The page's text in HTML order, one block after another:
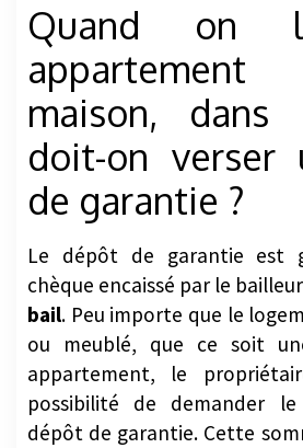
Quand on
maison, dans
doit-on verser
de garantie ?
Le dépôt de garantie est
chèque encaissé par le
bail. Peu importe que le
ou meublé, que ce soit
appartement, le
possibilité de demander
dépôt de garantie. Cette